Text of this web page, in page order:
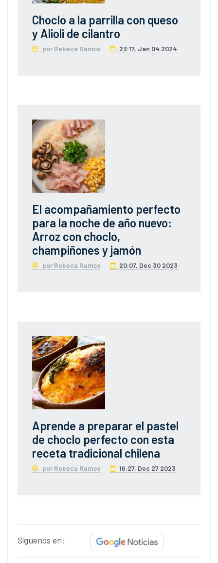
Choclo a la parrilla con queso
y Alioli de cilantro
por Rebeca Ramos 23:17, Jan 04 2024
El acompañamiento perfecto
para la noche de año nuevo:
Arroz con choclo,
champiñones y jamón
por Rebeca Ramos 20:07, Dec 30 2023
Aprende a preparar el pastel
de choclo perfecto con esta
receta tradicional chilena
por Rebeca Ramos 16:27, Dec 27 2023
Síguenos en: